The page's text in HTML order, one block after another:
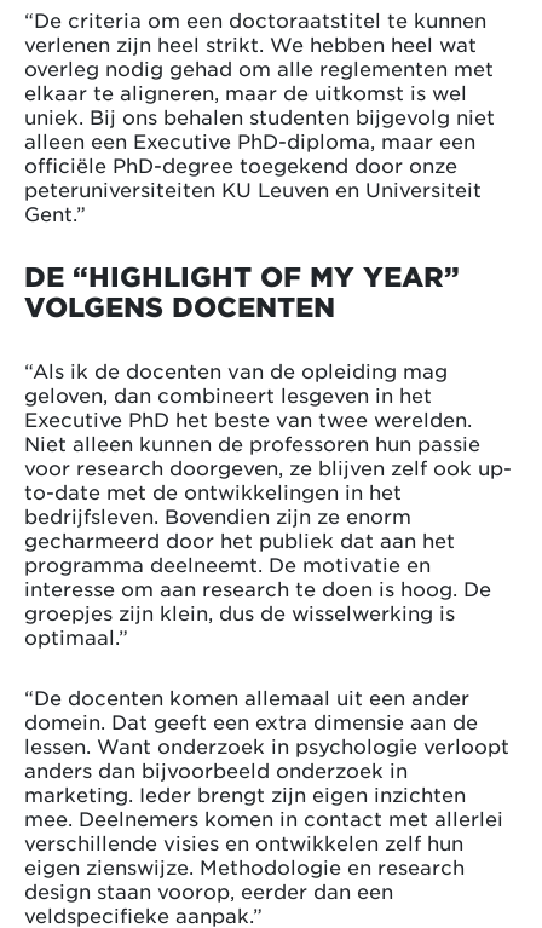
“De criteria om een doctoraatstitel te kunnen
verlenen zijn heel strikt. We hebben heel wat
overleg nodig gehad om alle reglementen met
elkaar te aligneren, maar de uitkomst is wel
uniek. Bij ons behalen studenten bijgevolg niet
alleen een Executive PhD-diploma, maar een
officiële PhD-degree toegekend door onze
peteruniversiteiten KU Leuven en Universiteit
Gent.”
DE “HIGHLIGHT OF MY YEAR”
VOLGENS DOCENTEN
“Als ik de docenten van de opleiding mag
geloven, dan combineert lesgeven in het
Executive PhD het beste van twee werelden.
Niet alleen kunnen de professoren hun passie
voor research doorgeven, ze blijven zelf ook up-
to-date met de ontwikkelingen in het
bedrijfsleven. Bovendien zijn ze enorm
gecharmeerd door het publiek dat aan het
programma deelneemt. De motivatie en
interesse om aan research te doen is hoog. De
groepjes zijn klein, dus de wisselwerking is
optimaal.”
“De docenten komen allemaal uit een ander
domein. Dat geeft een extra dimensie aan de
lessen. Want onderzoek in psychologie verloopt
anders dan bijvoorbeeld onderzoek in
marketing. Ieder brengt zijn eigen inzichten
mee. Deelnemers komen in contact met allerlei
verschillende visies en ontwikkelen zelf hun
eigen zienswijze. Methodologie en research
design staan voorop, eerder dan een
veldspecifieke aanpak.”